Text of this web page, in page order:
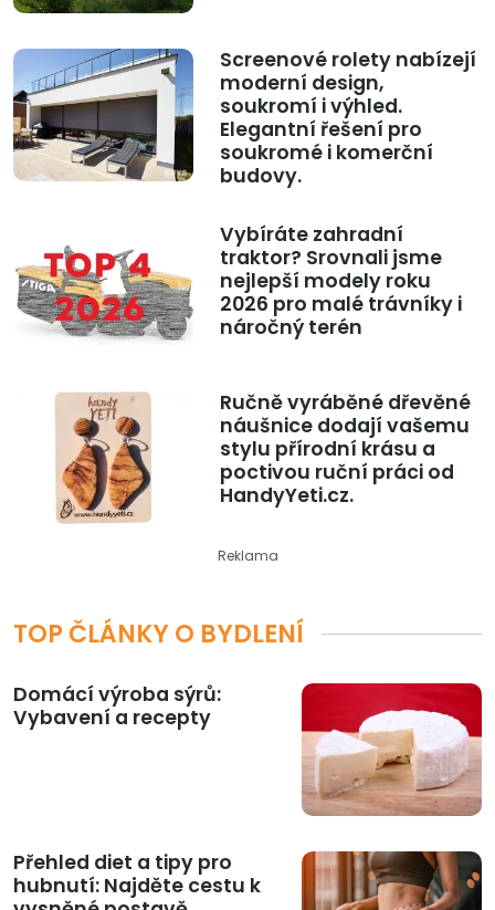
Screenové rolety nabízejí
moderní design,
soukromí i výhled.
Elegantní řešení pro
soukromé i komerční
budovy.
Vybíráte zahradní
traktor? Srovnali jsme
nejlepší modely roku
2026 pro malé trávníky i
náročný terén
Ručně vyráběné dřevěné
náušnice dodají vašemu
stylu přírodní krásu a
poctivou ruční práci od
HandyYeti.cz.
Reklama
TOP ČLÁNKY O BYDLENÍ
Domácí výroba sýrů:
Vybavení a recepty
Přehled diet a tipy pro
hubnutí: Najděte cestu k